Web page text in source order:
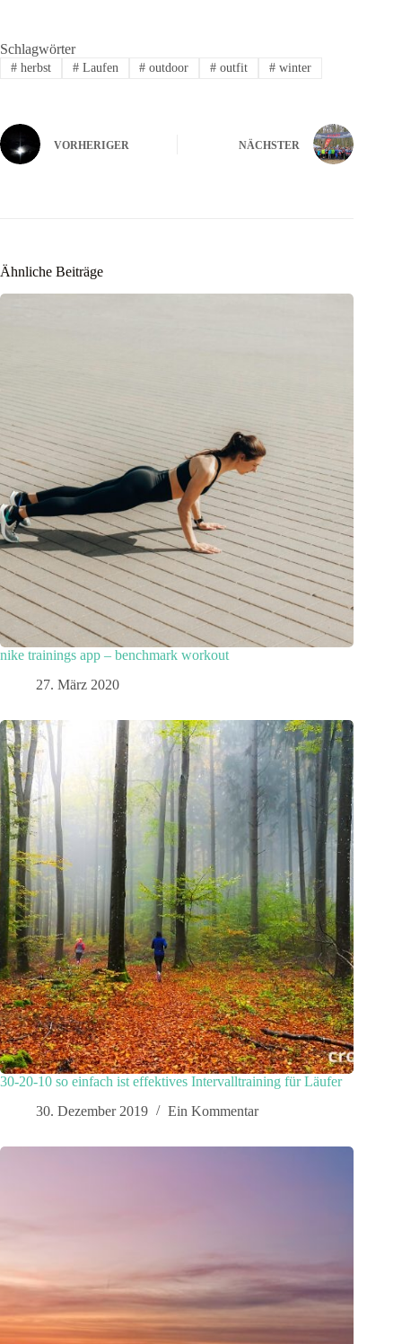
Schlagwörter
#herbst #Laufen # outdoor # outfit # winter
VORHERIGER NÄCHSTER
Ähnliche Beiträge
nike trainings app – benchmark workout
27. März 2020
30-20-10 so einfach ist effektives Intervalltraining für Läufer
30. Dezember 2019
Ein Kommentar